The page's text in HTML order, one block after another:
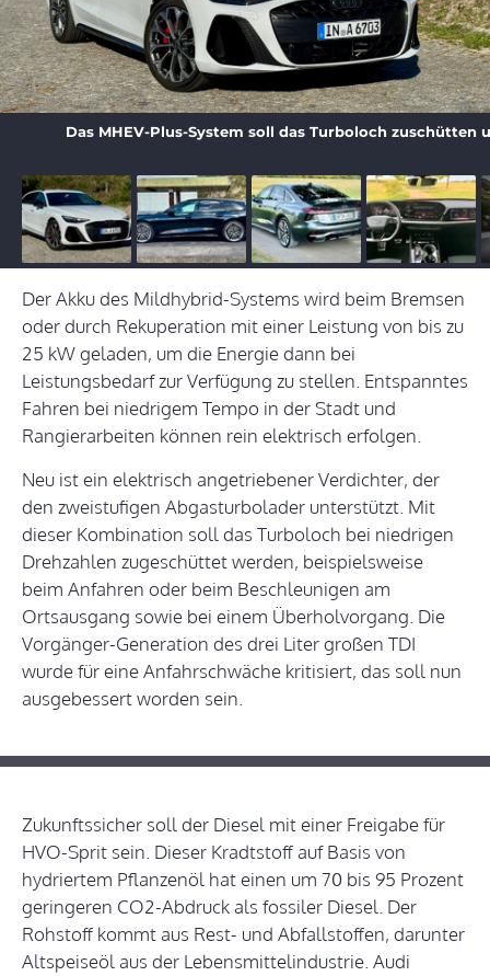
Das MHEV-Plus-System soll das Turboloch
Der Akku des Mildhybrid-Systems wird beim Bremsen
oder durch Rekuperation mit einer Leistung von bis zu
25 kW geladen, um die Energie dann bei
Leistungsbedarf zur Verfügung zu stellen. Entspanntes
Fahren bei niedrigem Tempo in der Stadt und
Rangierarbeiten können rein elektrisch erfolgen.
Neu ist ein elektrisch angetriebener Verdichter, der
den zweistufigen Abgasturbolader unterstützt. Mit
dieser Kombination soll das Turboloch bei niedrigen
Drehzahlen zugeschüttet werden, beispielsweise
beim Anfahren oder beim Beschleunigen am
Ortsausgang sowie bei einem Überholvorgang. Die
Vorgänger-Generation des drei Liter großen TDI
wurde für eine Anfahrschwäche kritisiert, das soll nun
ausgebessert worden sein.
Zukunftssicher soll der Diesel mit einer Freigabe für
HVO-Sprit sein. Dieser Kradtstoff auf Basis von
hydriertem Pflanzenöl hat einen um 70 bis 95 Prozent
geringeren CO2-Abdruck als fossiler Diesel. Der
Rohstoff kommt aus Rest- und Abfallstoffen, darunter
Altspeiseöl aus der Lebensmittelindustrie. Audi